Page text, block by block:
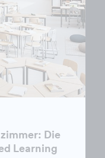
Die
Learning